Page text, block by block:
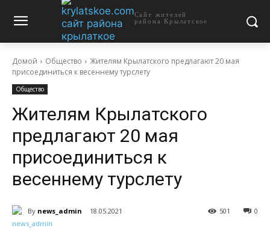
Сайт жителей
района Крылатское
Домой Общество
Жителям Крылатского предлагают 20 мая
присоединиться к весеннему турслету
Общество
Жителям Крылатского
предлагают 20 мая
присоединиться к
весеннему турслету
By news_admin 18.05.2021 0
501